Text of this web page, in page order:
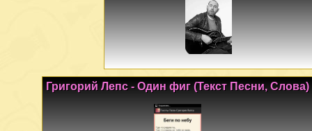
Григорий Лепс - Один фиг (Текст Песни, Слова)